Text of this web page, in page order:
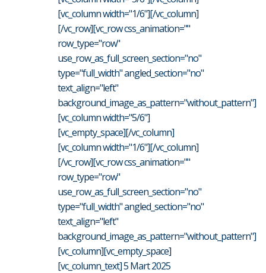
[vc_column width="1/6"][/vc_column]
[/vc_row][vc_row css_animation=""
row_type="row"
use_row_as_full_screen_section="no"
type="full_width" angled_section="no"
text_align="left"
background_image_as_pattern="without_pattern"]
[vc_column width="5/6"]
[vc_empty_space][/vc_column]
[vc_column width="1/6"][/vc_column]
[/vc_row][vc_row css_animation=""
row_type="row"
use_row_as_full_screen_section="no"
type="full_width" angled_section="no"
text_align="left"
background_image_as_pattern="without_pattern"]
[vc_column][vc_empty_space]
[vc_column_text] 5 Mart 2025